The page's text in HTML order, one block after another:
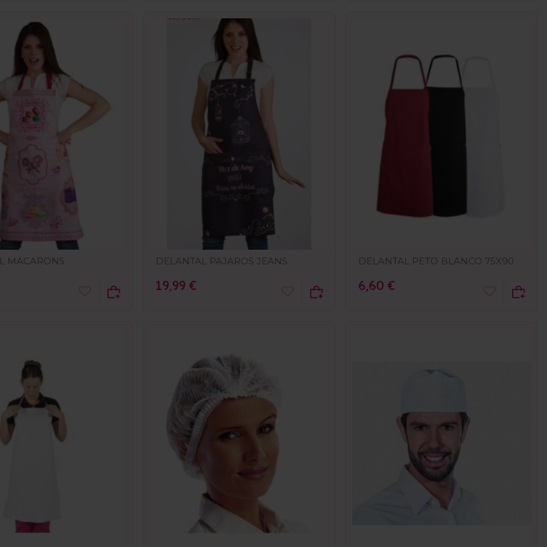
MACARONS DELANTAL PAJAROS JEANS
19,99 €
DELANTAL PETO BLANCO 75X90
6,60 €